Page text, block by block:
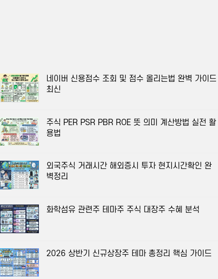
네이버 신용점수 조회 및 점수 올리는법 완벽 가이드
최신
주식 PER PSR PBR ROE 뜻 의미 계산방법 실전 활
용법
외국주식 거래시간 해외증시 투자 현지시간확인 완
벽정리
화학섬유 관련주 테마주 주식 대장주 수혜 분석
2026 상반기 신규상장주 테마 총정리 핵심 가이드